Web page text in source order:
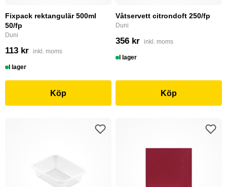
Fixpack rektangulär 500ml
50/fp
Duni
113 kr inkl. moms
I lager
Köp
Våtservett citrondoft 250/fp
Duni
356 kr inkl. moms
I lager
Köp